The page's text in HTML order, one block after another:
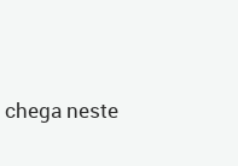
chega neste